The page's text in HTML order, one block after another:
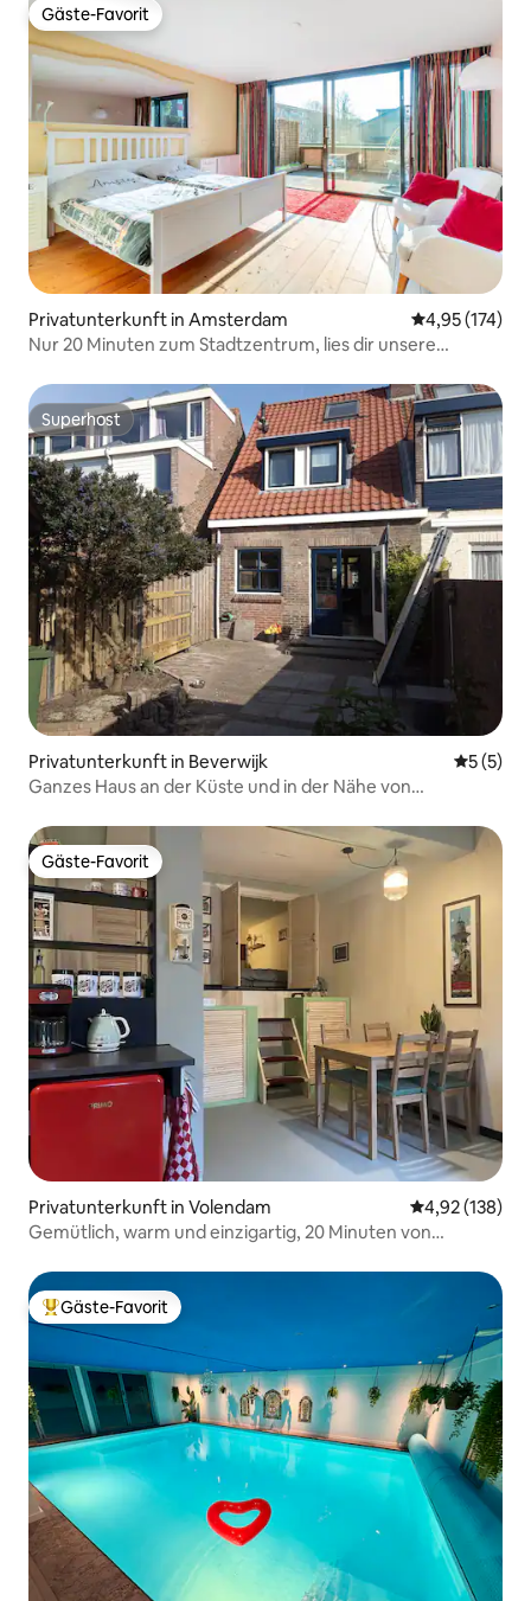
Gäste-Favorit
Gäste-Favorit
Privatunterkunft in Amsterdam
4,95 (174)
Nur 20 Minuten zum Stadtzentrum, lies dir unsere
Superhost
Superhost
Privatunterkunft in Beverwijk
5 (5)
Ganzes Haus an der Küste und in der Nähe von
Gäste-Favorit
Gäste-Favorit
Privatunterkunft in Volendam
4,92 (138)
Gemütlich, warm und einzigartig, 20 Minuten von
Beliebter Gäste-Favorit.
Gäste-Favorit